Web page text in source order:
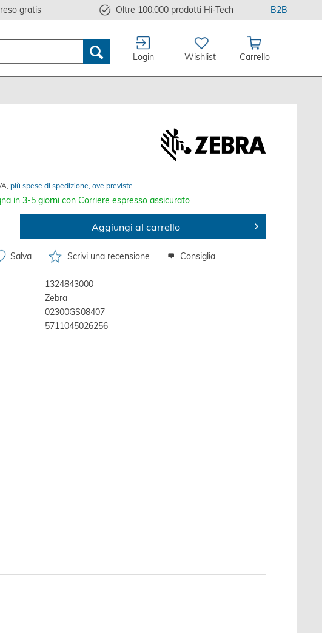
gratis Oltre 100.000 prodotti Hi-Tech B2B
Login Wishlist Carrello
più spese di spedizione, ove previste
in 3-5 giorni con Corriere espresso assicurato
Aggiungi al carrello
Salva Scrivi una recensione Consiglia
1324843000
Zebra
02300GS08407
5711045026256